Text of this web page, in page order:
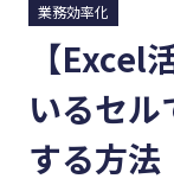
カテゴリー
顧客獲得・売
人材（採用・
事業成長・経
ホットワー
#インボ
イス
業務効率化
【Excel
いるセ
する方法